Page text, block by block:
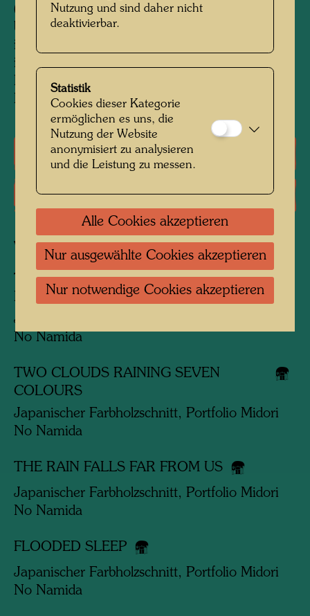
(Furoshiki) sowie für alle das Portfolio
begleitenden Publikationen. Des weiteren
integrierte Hundertwasser diese Piktogramme
in seine Signatur auf allen fünf
Farbholzschnitten dieser Auflage von 200
Portfolios.
Literatur: Monographien
Literatur: Ausstellungskataloge
Verbundene Werke
TWO TREES ON BOARD OF
REGENTAG
Japanischer Farbholzschnitt, Portfolio Midori
No Namida
TWO CLOUDS RAINING SEVEN
COLOURS
Japanischer Farbholzschnitt, Portfolio Midori
No Namida
THE RAIN FALLS FAR FROM US
Japanischer Farbholzschnitt, Portfolio Midori
No Namida
FLOODED SLEEP
Japanischer Farbholzschnitt, Portfolio Midori
No Namida
Nutzung und sind daher nicht
deaktivierbar.
Statistik
Cookies dieser Kategorie
ermöglichen es uns, die
Nutzung der Website
anonymisiert zu analysieren
und die Leistung zu messen.
Alle Cookies akzeptieren
Nur ausgewählte Cookies akzeptieren
Nur notwendige Cookies akzeptieren